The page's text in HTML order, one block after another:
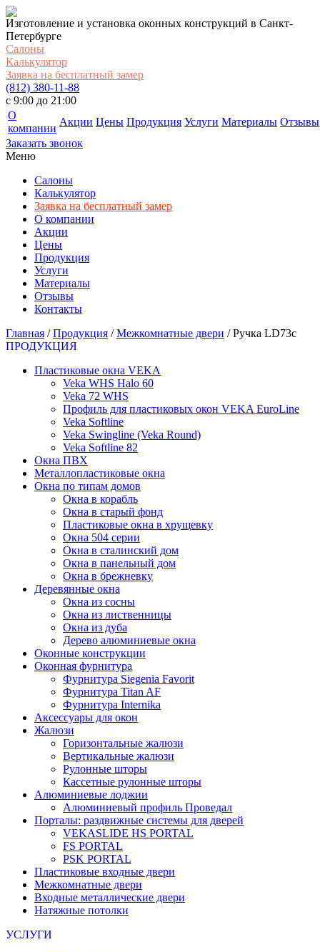
Изготовление и установка оконных конструкций в Санкт-
Петербурге
Салоны
Калькулятор
Заявка на бесплатный замер
(812) 380-11-88
c 9:00 до 21:00
О
компании
Акции Цены Продукция Услуги Материалы Отзывы
Заказать звонок
Меню
Салоны
Калькулятор
Заявка на бесплатный замер
О компании
Акции
Цены
Продукция
Услуги
Материалы
Отзывы
Контакты
Главная /Продукция /Межкомнатные двери /Ручка LD73c
ПРОДУКЦИЯ
Пластиковые окна VEKA
Veka WHS Halo 60
Veka 72 WHS
Профиль для пластиковых окон VEKA EuroLine
Veka Softline
Veka Swingline (Veka Round)
Veka Softline 82
Окна ПВХ
Металлопластиковые окна
Окна по типам домов
Окна в корабль
Окна в старый фонд
Пластиковые окна в хрущевку
Окна 504 серии
Окна в сталинский дом
Окна в панельный дом
Окна в брежневку
Деревянные окна
Окна из сосны
Окна из лиственницы
Окна из дуба
Дерево алюминиевые окна
Оконные конструкции
Оконная фурнитура
Фурнитура Siegenia Favorit
Фурнитура Titan AF
Фурнитура Internika
Аксессуары для окон
Жалюзи
Горизонтальные жалюзи
Вертикальные жалюзи
Рулонные шторы
Кассетные рулонные шторы
Алюминиевые лоджии
Алюминиевый профиль Проведал
Порталы: раздвижные системы для дверей
VEKASLIDE HS PORTAL
FS PORTAL
PSK PORTAL
Пластиковые входные двери
Межкомнатные двери
Входные металлические двери
Натяжные потолки
УСЛУГИ